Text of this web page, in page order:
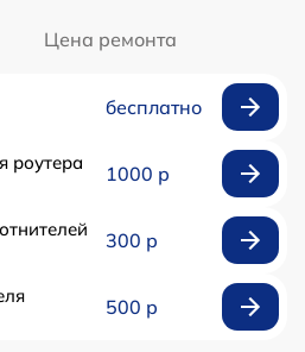
Цена ремонта
бесплатно
роутера
1000 р
300 р
500 р